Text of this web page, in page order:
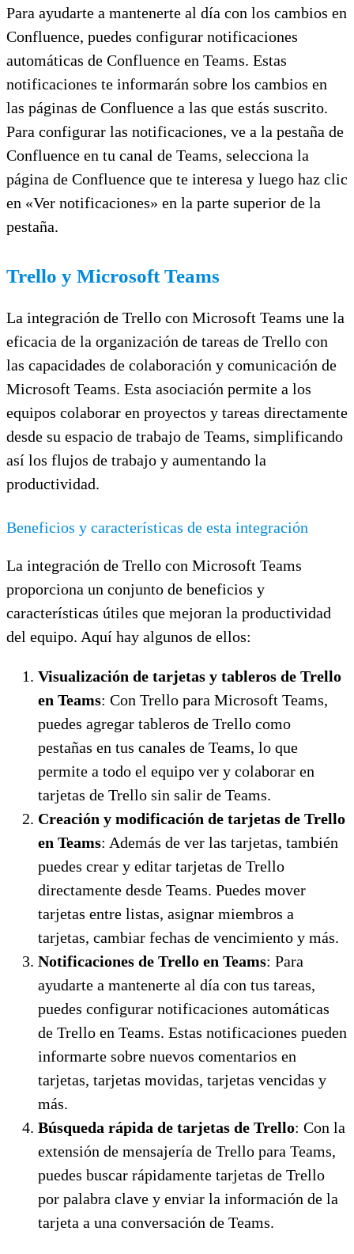
Para ayudarte a mantenerte al día con los cambios en
Confluence, puedes configurar notificaciones
automáticas de Confluence en Teams. Estas
notificaciones te informarán sobre los cambios en
las páginas de Confluence a las que estás suscrito.
Para configurar las notificaciones, ve a la pestaña de
Confluence en tu canal de Teams, selecciona la
página de Confluence que te interesa y luego haz clic
en «Ver notificaciones» en la parte superior de la
pestaña.
Trello y Microsoft Teams
La integración de Trello con Microsoft Teams une la
eficacia de la organización de tareas de Trello con
las capacidades de colaboración y comunicación de
Microsoft Teams. Esta asociación permite a los
equipos colaborar en proyectos y tareas directamente
desde su espacio de trabajo de Teams, simplificando
así los flujos de trabajo y aumentando la
productividad.
Beneficios y características de esta integración
La integración de Trello con Microsoft Teams
proporciona un conjunto de beneficios y
características útiles que mejoran la productividad
del equipo. Aquí hay algunos de ellos:
Visualización de tarjetas y tableros de Trello
en Teams: Con Trello para Microsoft Teams,
puedes agregar tableros de Trello como
pestañas en tus canales de Teams, lo que
permite a todo el equipo ver y colaborar en
tarjetas de Trello sin salir de Teams.
Creación y modificación de tarjetas de Trello
en Teams: Además de ver las tarjetas, también
puedes crear y editar tarjetas de Trello
directamente desde Teams. Puedes mover
tarjetas entre listas, asignar miembros a
tarjetas, cambiar fechas de vencimiento y más.
Notificaciones de Trello en Teams: Para
ayudarte a mantenerte al día con tus tareas,
puedes configurar notificaciones automáticas
de Trello en Teams. Estas notificaciones pueden
informarte sobre nuevos comentarios en
tarjetas, tarjetas movidas, tarjetas vencidas y
más.
Búsqueda rápida de tarjetas de Trello: Con la
extensión de mensajería de Trello para Teams,
puedes buscar rápidamente tarjetas de Trello
por palabra clave y enviar la información de la
tarjeta a una conversación de Teams.